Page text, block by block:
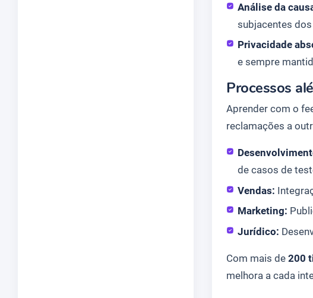
Análise da
subjacentes
Privacidade
e sempre
Processos
Aprender com o
reclamações a
de casos de
Vendas:
Marketing:
Jurídico:
Com mais de 200
melhora a cada